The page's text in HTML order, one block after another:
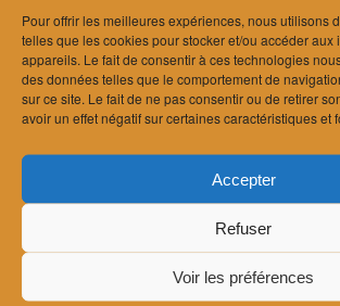
Pour offrir les meilleures expériences, nous utilisons
telles que les cookies pour stocker et/ou accéder aux
appareils. Le fait de consentir à ces technologies
des données telles que le comportement de
sur ce site. Le fait de ne pas consentir ou de retirer
avoir un effet négatif sur certaines caractéristiques et
Accepter
Refuser
Voir les préférences
A l’écoute de la ville
Balade acoustique à Lausanne
Norme SIA181/1 « Acoustique des salles »
Interview sur les radars antibruit
ARCHIVES
avril 2026